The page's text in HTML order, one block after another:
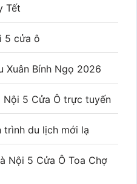
Tết
5 cửa ô
Xuân Bính Ngọ 2026
5 Cửa Ô trực tuyến
trình du lịch mới lạ
Nội 5 Cửa Ô Toa Chợ